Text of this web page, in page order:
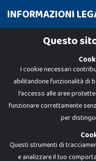
INFORMAZIONI
Cookie PolicyQuesto
I cookie necessari
abilitandone funzionalità di
l'accesso alle aree
funzionare correttamente
per
Questi strumenti di
e analizzare il tuo